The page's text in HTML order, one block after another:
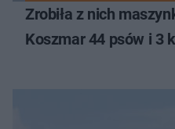
Zrobiła z nich
Koszmar 44 psów i 3